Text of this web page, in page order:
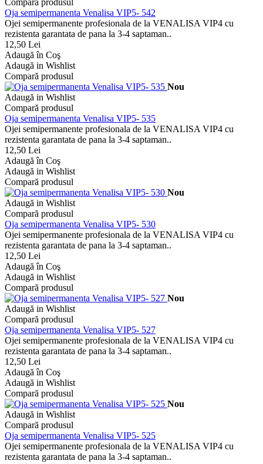
Compară produsul
Oja semipermanenta Venalisa VIP5- 542
Ojei semipermanente profesionala de la VENALISA VIP4 cu
rezistenta garantata de pana la 3-4 saptaman..
12,50 Lei
Adaugă în Coş
Adaugă in Wishlist
Compară produsul
Nou
Adaugă in Wishlist
Compară produsul
Oja semipermanenta Venalisa VIP5- 535
Ojei semipermanente profesionala de la VENALISA VIP4 cu
rezistenta garantata de pana la 3-4 saptaman..
12,50 Lei
Adaugă în Coş
Adaugă in Wishlist
Compară produsul
Nou
Adaugă in Wishlist
Compară produsul
Oja semipermanenta Venalisa VIP5- 530
Ojei semipermanente profesionala de la VENALISA VIP4 cu
rezistenta garantata de pana la 3-4 saptaman..
12,50 Lei
Adaugă în Coş
Adaugă in Wishlist
Compară produsul
Nou
Adaugă in Wishlist
Compară produsul
Oja semipermanenta Venalisa VIP5- 527
Ojei semipermanente profesionala de la VENALISA VIP4 cu
rezistenta garantata de pana la 3-4 saptaman..
12,50 Lei
Adaugă în Coş
Adaugă in Wishlist
Compară produsul
Nou
Adaugă in Wishlist
Compară produsul
Oja semipermanenta Venalisa VIP5- 525
Ojei semipermanente profesionala de la VENALISA VIP4 cu
rezistenta garantata de pana la 3-4 saptaman..